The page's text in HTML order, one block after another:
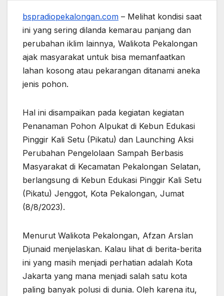
bspradiopekalongan.com – Melihat kondisi saat
ini yang sering dilanda kemarau panjang dan
perubahan iklim lainnya, Walikota Pekalongan
ajak masyarakat untuk bisa memanfaatkan
lahan kosong atau pekarangan ditanami aneka
jenis pohon.
Hal ini disampaikan pada kegiatan kegiatan
Penanaman Pohon Alpukat di Kebun Edukasi
Pinggir Kali Setu (Pikatu) dan Launching Aksi
Perubahan Pengelolaan Sampah Berbasis
Masyarakat di Kecamatan Pekalongan Selatan,
berlangsung di Kebun Edukasi Pinggir Kali Setu
(Pikatu) Jenggot, Kota Pekalongan, Jumat
(8/8/2023).
Menurut Walikota Pekalongan, Afzan Arslan
Djunaid menjelaskan. Kalau lihat di berita-berita
ini yang masih menjadi perhatian adalah Kota
Jakarta yang mana menjadi salah satu kota
paling banyak polusi di dunia. Oleh karena itu,